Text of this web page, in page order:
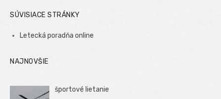
SÚVISIACE STRÁNKY
Letecká poradňa online
NAJNOVŠIE
športové lietanie